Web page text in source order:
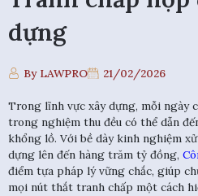
dựng
By LAWPRO 21/02/2026
Trong lĩnh vực xây dựng, mỗi ngày
trong nghiệm thu đều có thể dẫn
khổng lồ. Với bề dày kinh nghiệm
dựng lên đến hàng trăm tỷ đồng,
điểm tựa pháp lý vững chắc, giúp
mọi nút thắt tranh chấp một cách